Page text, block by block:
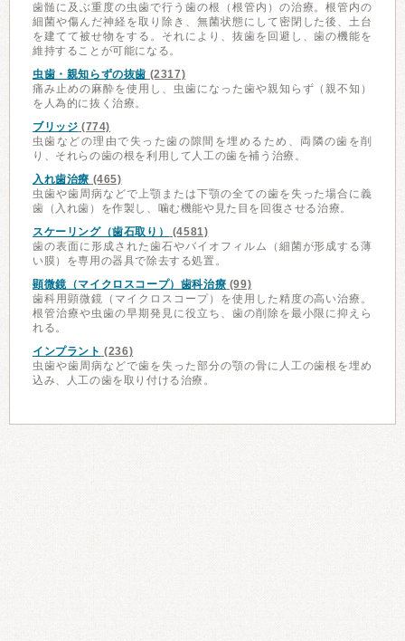
歯髄に及ぶ重度の虫歯で行う歯の根（根管内）の治療。根管内の
細菌や傷んだ神経を取り除き、無菌状態にして密閉した後、土台
を建てて被せ物をする。それにより、抜歯を回避し、歯の機能を
維持することが可能になる。
虫歯・親知らずの抜歯 (2317)
痛み止めの麻酔を使用し、虫歯になった歯や親知らず（親不知）
を人為的に抜く治療。
ブリッジ (774)
虫歯などの理由で失った歯の隙間を埋めるため、両隣の歯を削
り、それらの歯の根を利用して人工の歯を補う治療。
入れ歯治療 (465)
虫歯や歯周病などで上顎または下顎の全ての歯を失った場合に義
歯（入れ歯）を作製し、噛む機能や見た目を回復させる治療。
スケーリング（歯石取り）
(4581)
歯の表面に形成された歯石やバイオフィルム（細菌が形成する薄
い膜）を専用の器具で除去する処置。
顕微鏡（マイクロスコープ）歯科治療 (99)
歯科用顕微鏡（マイクロスコープ）を使用した精度の高い治療。
根管治療や虫歯の早期発見に役立ち、歯の削除を最小限に抑えら
れる。
インプラント (236)
虫歯や歯周病などで歯を失った部分の顎の骨に人工の歯根を埋め
込み、人工の歯を取り付ける治療。